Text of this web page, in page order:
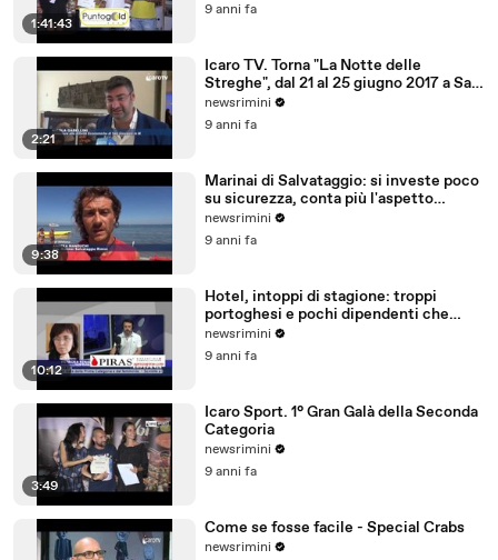
1:41:43
9 anni fa
2:21
Icaro TV. Torna "La Notte delle
Streghe", dal 21 al 25 giugno 2017 a San
Giovanni in M
newsrimini
9 anni fa
9:38
Marinai di Salvataggio: si investe poco
su sicurezza, conta più l'aspetto
economico
newsrimini
9 anni fa
10:12
Hotel, intoppi di stagione: troppi
portoghesi e pochi dipendenti che
parlano tedesco
newsrimini
9 anni fa
3:49
Icaro Sport. 1° Gran Galà della Seconda
Categoria
newsrimini
9 anni fa
Come se fosse facile - Special Crabs
newsrimini